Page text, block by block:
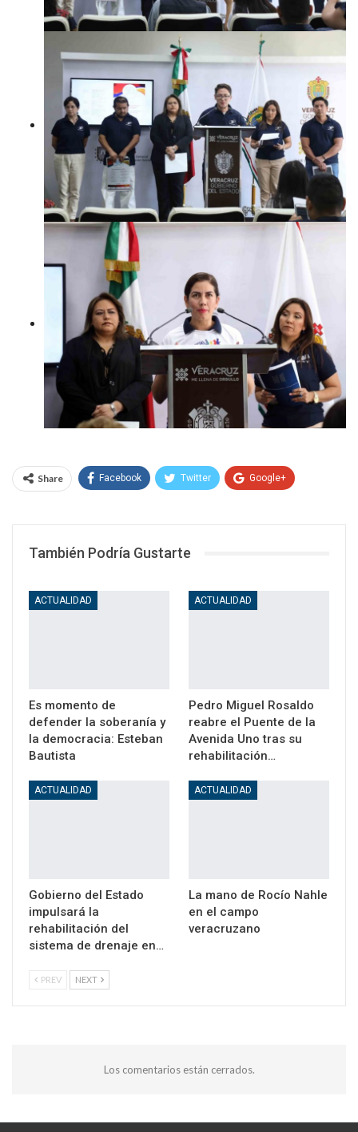
Share Facebook Twitter Google+
También Podría Gustarte
ACTUALIDAD
Es momento de
defender la soberanía y
la democracia: Esteban
Bautista
ACTUALIDAD
Pedro Miguel Rosaldo
reabre el Puente de la
Avenida Uno tras su
rehabilitación…
ACTUALIDAD
Gobierno del Estado
impulsará la
rehabilitación del
sistema de drenaje en…
ACTUALIDAD
La mano de Rocío Nahle
en el campo
veracruzano
PREV NEXT
Los comentarios están cerrados.